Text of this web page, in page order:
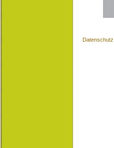
Datenschutz